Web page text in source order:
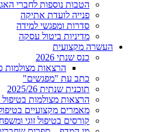
הטבות נוספות לחברי
פנייה לועדת אתיקה
סדרות ומפגשי למידה
מדיניות ביטול עסקה
העשרה מקצועית
כנס שנתי 2026
הרצאות מצולמות כנס
כתב עת "מפגשים"
תוכנית שנתית 2025/26
הרצאות מצולמות בטיפול
מאמרים מקצועיים
קורסים בטיפול זוגי